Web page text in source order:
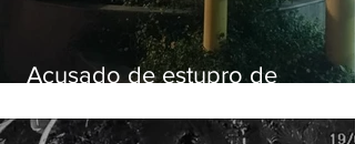
Acusado de estupro de